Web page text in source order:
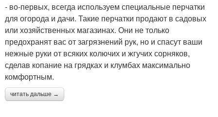
- во-первых, всегда используем специальные перчатки
для огорода и дачи. Такие перчатки продают в садовых
или хозяйственных магазинах. Они не только
предохранят вас от загрязнений рук, но и спасут ваши
нежные руки от всяких колючих и жгучих сорняков,
сделав копание на грядках и клумбах максимально
комфортным.
читать дальше →